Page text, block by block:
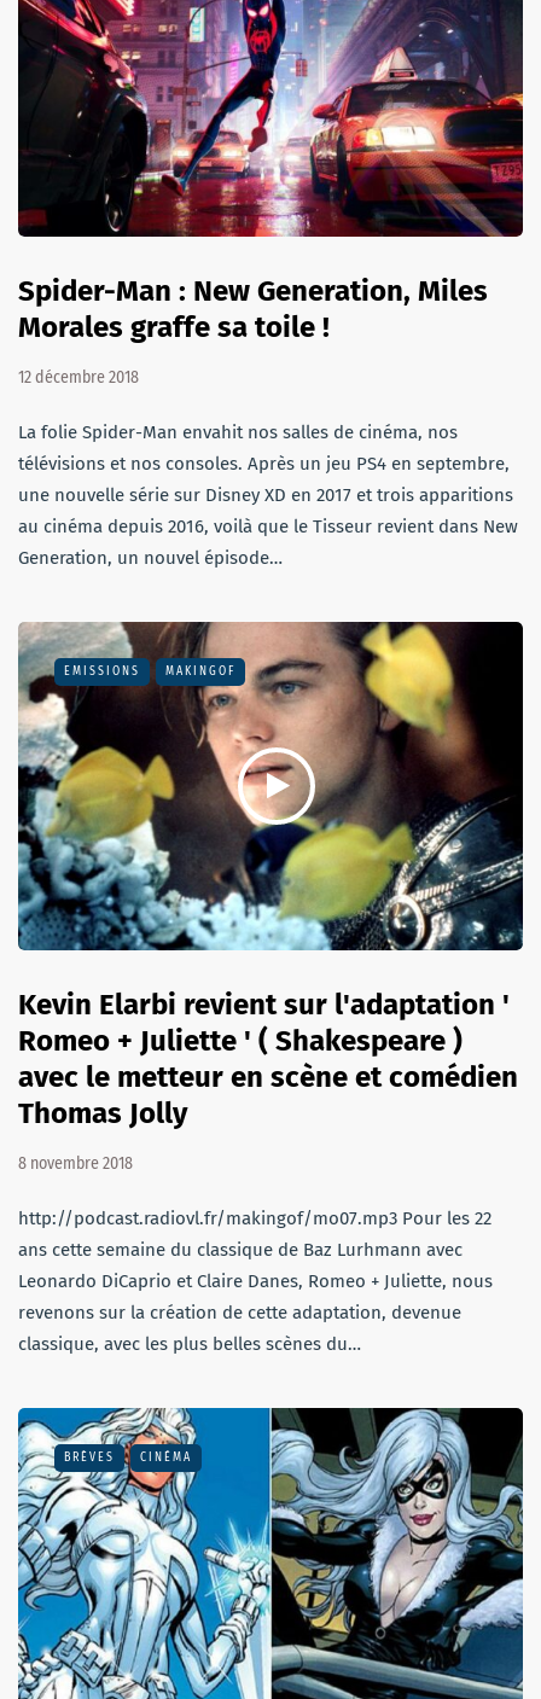
Spider-Man : New Generation, Miles
Morales graffe sa toile !
12 décembre 2018
La folie Spider-Man envahit nos salles de cinéma, nos
télévisions et nos consoles. Après un jeu PS4 en septembre,
une nouvelle série sur Disney XD en 2017 et trois apparitions
au cinéma depuis 2016, voilà que le Tisseur revient dans New
Generation, un nouvel épisode…
EMISSIONS MAKINGOF
Kevin Elarbi revient sur l'adaptation '
Romeo + Juliette ' ( Shakespeare )
avec le metteur en scène et comédien
Thomas Jolly
8 novembre 2018
http://podcast.radiovl.fr/makingof/mo07.mp3 Pour les 22
ans cette semaine du classique de Baz Lurhmann avec
Leonardo DiCaprio et Claire Danes, Romeo + Juliette, nous
revenons sur la création de cette adaptation, devenue
classique, avec les plus belles scènes du…
BRÈVES CINÉMA